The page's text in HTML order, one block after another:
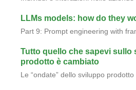
LLMs models: how do they
Part 9: Prompt engineering with
Tutto quello che sapevi sullo
prodotto è cambiato
Le “ondate” dello sviluppo prodotto